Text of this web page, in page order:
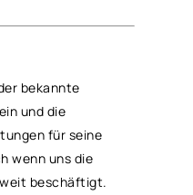
bekannte
und die
für seine
wenn uns die
beschäftigt.